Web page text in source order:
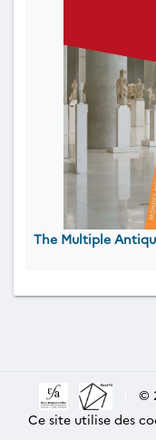
The Multiple
©
Ce site utilise des